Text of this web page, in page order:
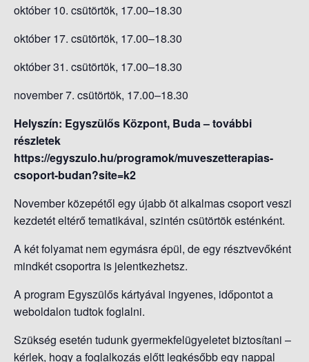
október 10. csütörtök, 17.00–18.30
október 17. csütörtök, 17.00–18.30
október 31. csütörtök, 17.00–18.30
november 7. csütörtök, 17.00–18.30
Helyszín: Egyszülős Központ, Buda – további
részletek
https://egyszulo.hu/programok/muveszetterapias-
csoport-budan?site=k2
November közepétől egy újabb öt alkalmas csoport veszi
kezdetét eltérő tematikával, szintén csütörtök esténként.
A két folyamat nem egymásra épül, de egy résztvevőként
mindkét csoportra is jelentkezhetsz.
A program Egyszülős kártyával ingyenes, időpontot a
weboldalon tudtok foglalni.
Szükség esetén tudunk gyermekfelügyeletet biztosítani –
kérlek, hogy a foglalkozás előtt legkésőbb egy nappal